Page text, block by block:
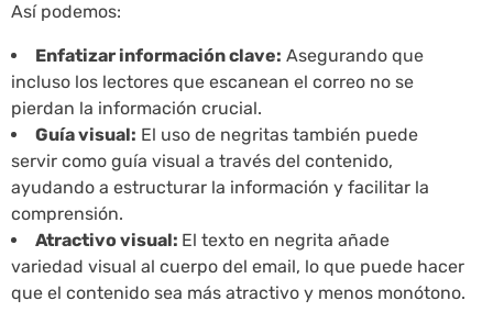
Así podemos:
Enfatizar información clave: Asegurando que
incluso los lectores que escanean el correo no se
pierdan la información crucial.
Guía visual: El uso de negritas también puede
servir como guía visual a través del contenido,
ayudando a estructurar la información y facilitar la
comprensión.
Atractivo visual: El texto en negrita añade
variedad visual al cuerpo del email, lo que puede hacer
que el contenido sea más atractivo y menos monótono.